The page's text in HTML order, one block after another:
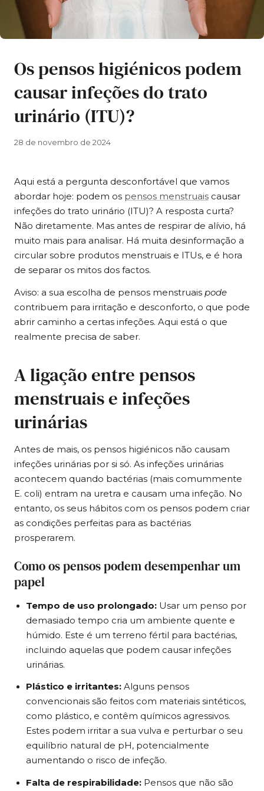
Os pensos higiénicos podem
causar infeções do trato
urinário (ITU)?
28 de novembro de 2024
Aqui está a pergunta desconfortável que vamos
abordar hoje: podem os pensos menstruais causar
infeções do trato urinário (ITU)? A resposta curta?
Não diretamente. Mas antes de respirar de alívio, há
muito mais para analisar. Há muita desinformação a
circular sobre produtos menstruais e ITUs, e é hora
de separar os mitos dos factos.
Aviso: a sua escolha de pensos menstruais pode
contribuem para irritação e desconforto, o que pode
abrir caminho a certas infeções. Aqui está o que
realmente precisa de saber.
A ligação entre pensos
menstruais e infeções
urinárias
Antes de mais, os pensos higiénicos não causam
infeções urinárias por si só. As infeções urinárias
acontecem quando bactérias (mais comummente
E. coli) entram na uretra e causam uma infeção. No
entanto, os seus hábitos com os pensos podem criar
as condições perfeitas para as bactérias
prosperarem.
Como os pensos podem desempenhar um
papel
Tempo de uso prolongado:Usar um penso por
demasiado tempo cria um ambiente quente e
húmido. Este é um terreno fértil para bactérias,
incluindo aquelas que podem causar infeções
urinárias.
Plástico e irritantes:Alguns pensos
convencionais são feitos com materiais sintéticos,
como plástico, e contêm químicos agressivos.
Estes podem irritar a sua vulva e perturbar o seu
equilíbrio natural de pH, potencialmente
aumentando o risco de infeção.
Falta de respirabilidade:Pensos que não são